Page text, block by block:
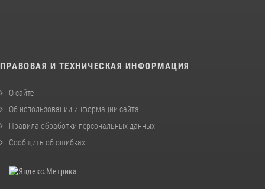
ПРАВОВАЯ И ТЕХНИЧЕСКАЯ ИНФОРМАЦИЯ
О сайте
Об использовании информации сайта
Правила обработки персональных данных
Сообщить об ошибках